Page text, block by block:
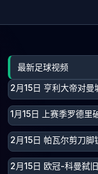
最新足球视频
2月15日 亨利大帝对
1月15日 上赛季罗德里
2月15日 帕瓦尔剪刀脚
2月15日 欧冠-科曼弑